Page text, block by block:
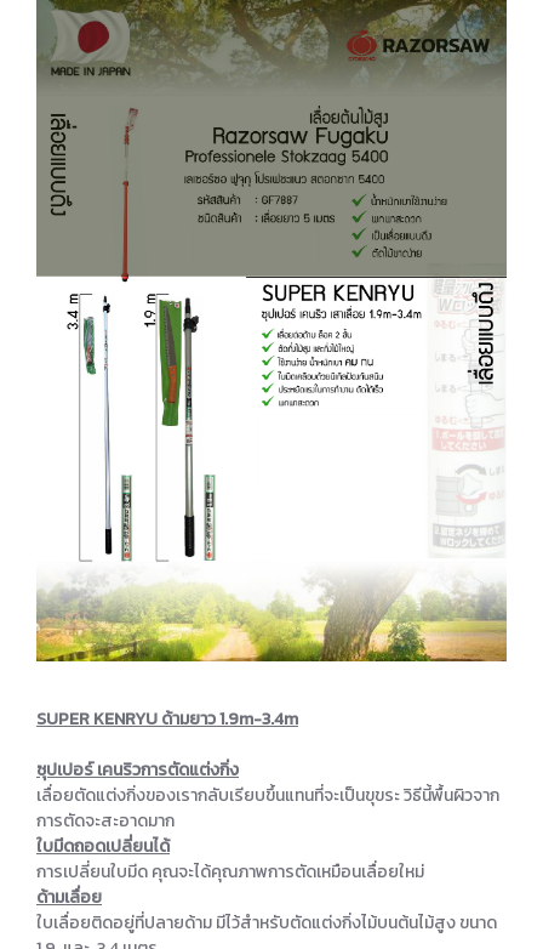
SUPER KENRYU ด้ามยาว 1.9m-3.4m
ซุปเปอร์ เคนริวการตัดแต่งกิ่ง
เลื่อยตัดแต่งกิ่งของเรากลับเรียบขึ้นแทนที่จะเป็นขุขระ วิธีนี้พื้นผิวจาก
การตัดจะสะอาดมาก
ใบมีดถอดเปลี่ยนได้
การเปลี่ยนใบมีด คุณจะได้คุณภาพการตัดเหมือนเลื่อยใหม่
ด้ามเลื่อย
ใบเลื่อยติดอยู่ที่ปลายด้าม มีไว้สำหรับตัดแต่งกิ่งไม้บนต้นไม้สูง ขนาด